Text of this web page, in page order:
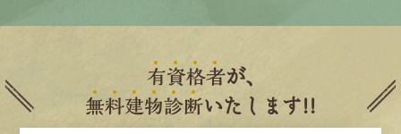
有資格者が、
無料建物診断いたします!!